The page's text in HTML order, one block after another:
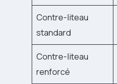
Contre-liteau
standard
Contre-liteau
renforcé